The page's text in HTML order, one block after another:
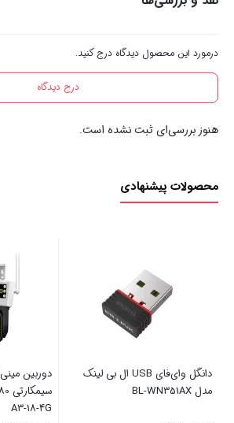
درمورد این محصول دیدگاه درج کنید.
درج دیدگاه
هنوز بررسی‌ای ثبت نشده است.
محصولات پیشنهادی
دانگل وای‌فای USB ال بی‌ لینک
دوربین مینی اسپید دام بی سیم
سیمکارتی V380 مدل IPC-V380-